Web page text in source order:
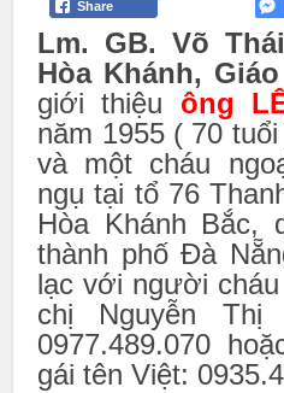
Share
Lm. GB. Võ
Hòa Khánh,
giới thiệu ông
năm 1955 ( 70
và một cháu
ngụ tại tổ 76
Hòa Khánh Bắc,
thành phố Đà
lạc với người
chị Nguyễn Thị
0977.489.070
gái tên Việt: